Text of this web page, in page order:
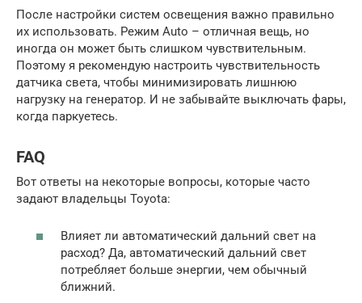
После настройки систем освещения важно правильно
их использовать. Режим Auto – отличная вещь, но
иногда он может быть слишком чувствительным.
Поэтому я рекомендую настроить чувствительность
датчика света, чтобы минимизировать лишнюю
нагрузку на генератор. И не забывайте выключать фары,
когда паркуетесь.
FAQ
Вот ответы на некоторые вопросы, которые часто
задают владельцы Toyota:
Влияет ли автоматический дальний свет на
расход? Да, автоматический дальний свет
потребляет больше энергии, чем обычный
ближний.